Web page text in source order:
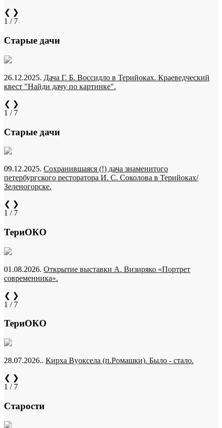
❮ ❯
1 / 7
Старые дачи
26.12.2025. Дача Г. Б. Воссидло в Терийоках. Краеведческий
квест "Найди дачу по картинке".
❮ ❯
1 / 7
Старые дачи
09.12.2025. Сохранившаяся (!) дача знаменитого
петербургского ресторатора И. С. Соколова в Терийоках/
Зеленогорске.
❮ ❯
1 / 7
ТериОКО
01.08.2026. Открытие выставки А. Визиряко «Портрет
современника».
❮ ❯
1 / 7
ТериОКО
28.07.2026.. Кирха Вуоксела (п.Ромашки). Было - стало.
❮ ❯
1 / 7
Старости